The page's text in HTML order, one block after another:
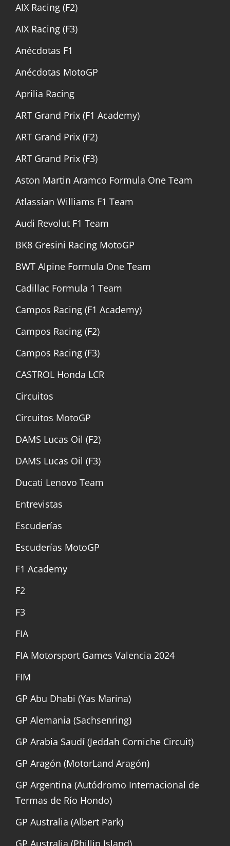
AIX Racing (F2)
AIX Racing (F3)
Anécdotas F1
Anécdotas MotoGP
Aprilia Racing
ART Grand Prix (F1 Academy)
ART Grand Prix (F2)
ART Grand Prix (F3)
Aston Martin Aramco Formula One Team
Atlassian Williams F1 Team
Audi Revolut F1 Team
BK8 Gresini Racing MotoGP
BWT Alpine Formula One Team
Cadillac Formula 1 Team
Campos Racing (F1 Academy)
Campos Racing (F2)
Campos Racing (F3)
CASTROL Honda LCR
Circuitos
Circuitos MotoGP
DAMS Lucas Oil (F2)
DAMS Lucas Oil (F3)
Ducati Lenovo Team
Entrevistas
Escuderías
Escuderías MotoGP
F1 Academy
F2
F3
FIA
FIA Motorsport Games Valencia 2024
FIM
GP Abu Dhabi (Yas Marina)
GP Alemania (Sachsenring)
GP Arabia Saudí (Jeddah Corniche Circuit)
GP Aragón (MotorLand Aragón)
GP Argentina (Autódromo Internacional de
Termas de Río Hondo)
GP Australia (Albert Park)
GP Australia (Phillip Island)